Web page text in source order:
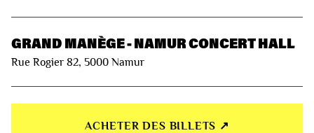
GRAND MANÈGE - NAMUR CONCERT HALL
Rue Rogier 82, 5000 Namur
ACHETER DES BILLETS ↗︎